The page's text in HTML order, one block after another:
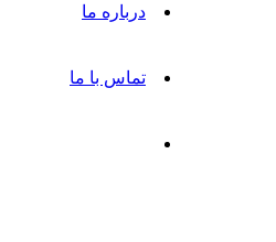
درباره ما
تماس با ما